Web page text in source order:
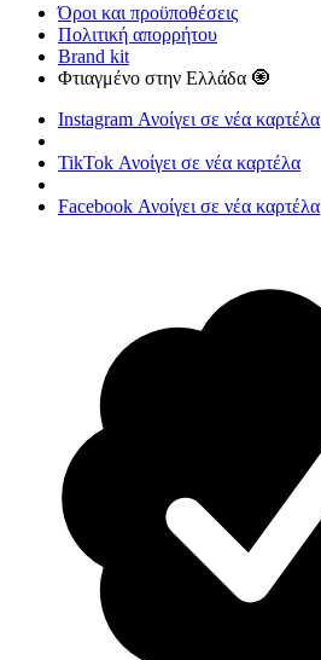
Όροι και προϋποθέσεις
Πολιτική απορρήτου
Brand kit
Φτιαγμένο στην Ελλάδα 🧿
Instagram Ανοίγει σε νέα καρτέλα
TikTok Ανοίγει σε νέα καρτέλα
Facebook Ανοίγει σε νέα καρτέλα